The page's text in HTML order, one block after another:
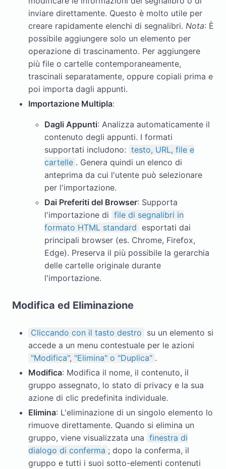
inviare direttamente. Questo è molto utile per
creare rapidamente elenchi di segnalibri. Nota: È
possibile aggiungere solo un elemento per
operazione di trascinamento. Per aggiungere
più file o cartelle contemporaneamente,
trascinali separatamente, oppure copiali prima e
poi importa dagli appunti.
Importazione Multipla:
Dagli Appunti: Analizza automaticamente il
contenuto degli appunti. I formati
supportati includono: testo, URL, file e
cartelle . Genera quindi un elenco di
anteprima da cui l'utente può selezionare
per l'importazione.
Dai Preferiti del Browser: Supporta
l'importazione di file di segnalibri in
formato HTML standard esportati dai
principali browser (es. Chrome, Firefox,
Edge). Preserva il più possibile la gerarchia
delle cartelle originale durante
l'importazione.
Modifica ed Eliminazione
Cliccando con il tasto destro su un elemento si
accede a un menu contestuale per le azioni
"Modifica", "Elimina" o "Duplica" .
Modifica: Modifica il nome, il contenuto, il
gruppo assegnato, lo stato di privacy e la sua
azione di clic predefinita individuale.
Elimina: L'eliminazione di un singolo elemento lo
rimuove direttamente. Quando si elimina un
gruppo, viene visualizzata una finestra di
dialogo di conferma ; dopo la conferma, il
gruppo e tutti i suoi sotto-elementi contenuti